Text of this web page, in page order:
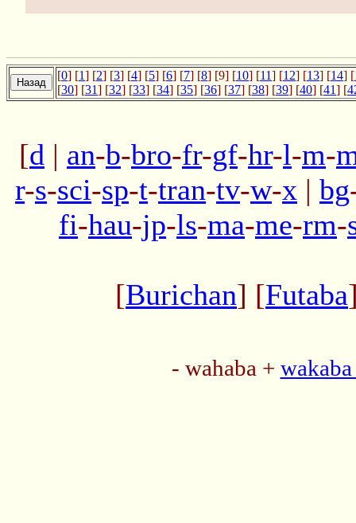
[0] [1] [2] [3] [4] [5] [6] [7] [8] [9] [10] [11] [12] [13] [14] [
[30] [31] [32] [33] [34] [35] [36] [37] [38] [39] [40] [41] [
[d | an-b-bro-fr-gf-hr-l-m-
r-s-sci-sp-t-tran-tv-w-x | bg
fi-hau-jp-ls-ma-me-rm-
[Burichan] [Futaba
- wahaba +